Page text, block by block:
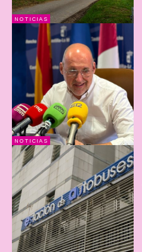
NOTICIAS
NOTICIAS